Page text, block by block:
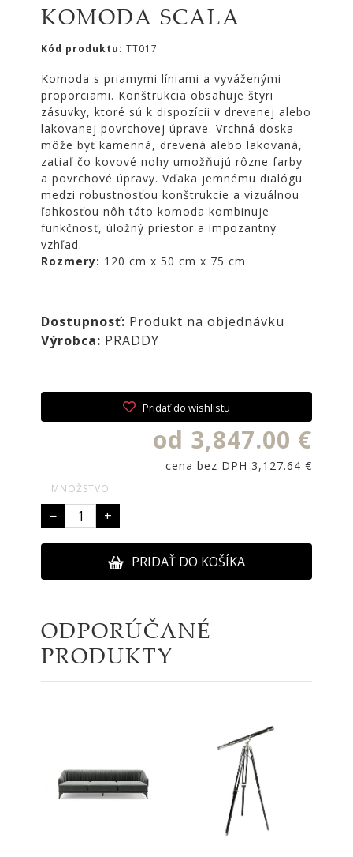
SVIETIDLÁ
KOBERCE
DOPLNKY
EXTERIÉROVÝ
NÁBYTOK
VÔNE
SVIEČKY
CÔTE
NOIRE
Obklady
dlažby
CONCORDE
KOMODA SCALA
Kód produktu:TT017
Komoda s priamymi líniami a vyváženými
proporciami. Konštrukcia obsahuje štyri
zásuvky, ktoré sú k dispozícii v drevenej alebo
lakovanej povrchovej úprave. Vrchná doska
môže byť kamenná, drevená alebo lakovaná,
zatiaľ čo kovové nohy umožňujú rôzne farby
a povrchové úpravy. Vďaka jemnému dialógu
medzi robustnosťou konštrukcie a vizuálnou
ľahkosťou nôh táto komoda kombinuje
funkčnosť, úložný priestor a impozantný
vzhľad.
Rozmery: 120 cm x 50 cm x 75 cm
Dostupnosť: Produkt na objednávku
Výrobca: PRADDY
Pridať do wishlistu
od 3,847.00 €
cena bez DPH 3,127.64 €
MNOŽSTVO
− +
PRIDAŤ DO KOŠÍKA
ODPORÚČANÉ
PRODUKTY